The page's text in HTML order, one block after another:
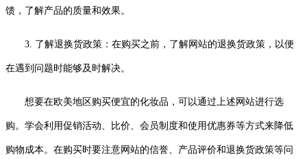
馈，了解产品的质量和效果。
3. 了解退换货政策：在购买之前，了解网站的退换货政策，以便
在遇到问题时能够及时解决。
想要在欧美地区购买便宜的化妆品，可以通过上述网站进行选
购。学会利用促销活动、比价、会员制度和使用优惠券等方式来降低
购物成本。在购买时要注意网站的信誉、产品评价和退换货政策等问